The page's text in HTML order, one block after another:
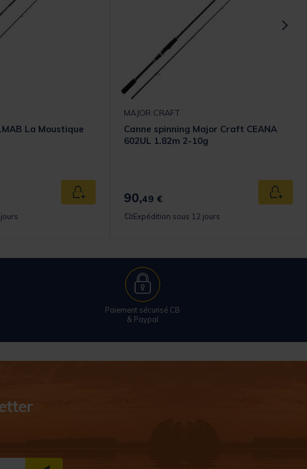
La Moustique
Ajouter au panier
MAJOR CRAFT
Canne spinning Major Craft CEANA
602UL 1.82m 2-10g
90,49 € Ajouter
Expédition sous 12 jours
Paiement sécurisé CB
& Paypal